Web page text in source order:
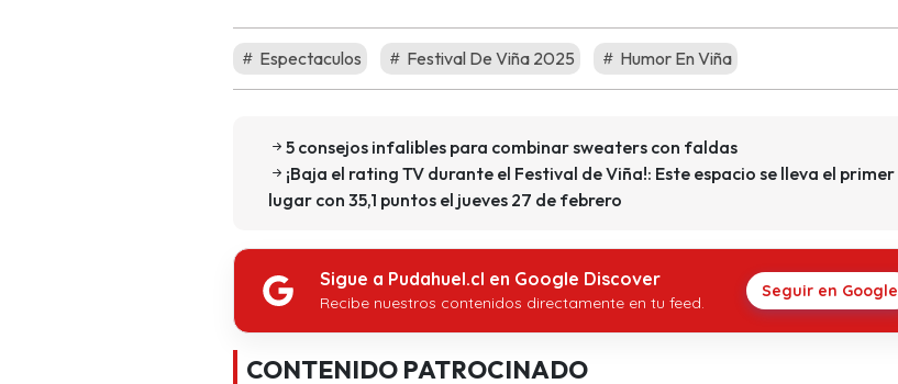
Espectaculos Festival De Viña 2025 Humor En Viña
5 consejos infalibles para combinar sweaters con faldas
¡Baja el rating TV durante el Festival de Viña!: Este espacio se lleva el primer
lugar con 35,1 puntos el jueves 27 de febrero
Sigue a Pudahuel.cl en Google Discover
Recibe nuestros contenidos directamente en tu feed.
Seguir en Google
CONTENIDO PATROCINADO